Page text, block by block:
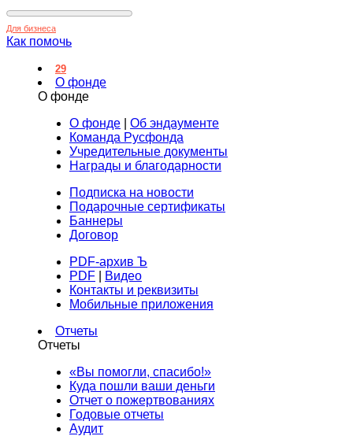
Для бизнеса
Как помочь
29
О фонде
О фонде
О фонде
Об эндаументе
Команда Русфонда
Учредительные документы
Награды и благодарности
Подписка на новости
Подарочные сертификаты
Баннеры
Договор
PDF-архив Ъ
PDF
Видео
Контакты и реквизиты
Мобильные приложения
Отчеты
Отчеты
«Вы помогли, спасибо!»
Куда пошли ваши деньги
Отчет о пожертвованиях
Годовые отчеты
Аудит